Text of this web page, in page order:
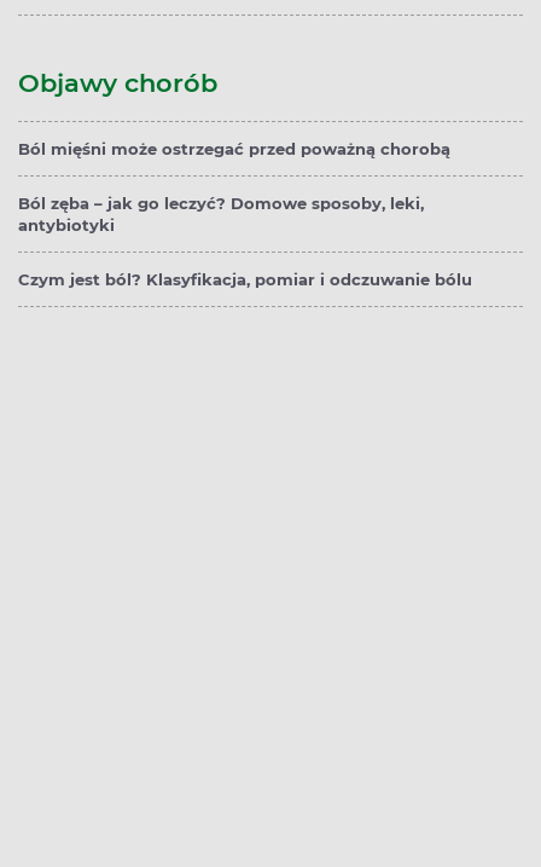
Objawy chorób
Ból mięśni może ostrzegać przed poważną chorobą
Ból zęba – jak go leczyć? Domowe sposoby, leki,
antybiotyki
Czym jest ból? Klasyfikacja, pomiar i odczuwanie bólu